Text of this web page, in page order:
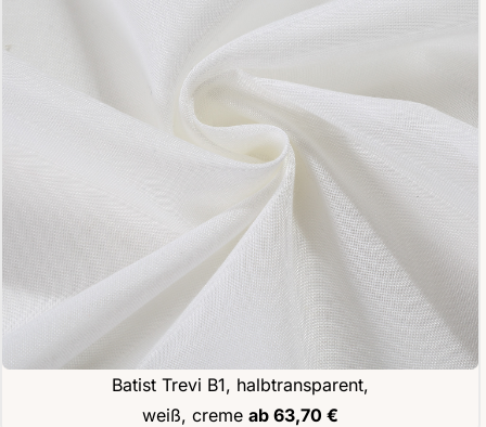
Batist Trevi B1, halbtransparent,
weiß, creme ab 63,70 €